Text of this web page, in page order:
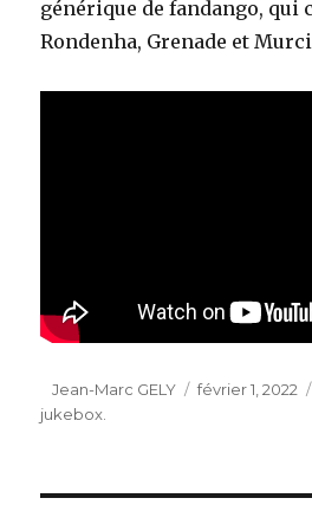
générique de fandango, qui
Rondenha, Grenade et
Auteur
Jean-Marc GELY
Publié
février 1, 2022
jukebox.